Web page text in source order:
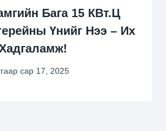
Бага 15 КВт.ц
Үнийг Нээ – Их
сар 17, 2025